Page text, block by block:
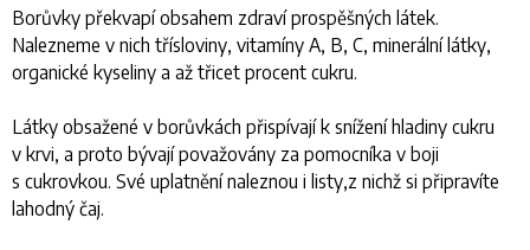
Borůvky překvapí obsahem zdraví prospěšných látek.
Nalezneme v nich třísloviny, vitamíny A, B, C, minerální látky,
organické kyseliny a až třicet procent cukru.
Látky obsažené v borůvkách přispívají k snížení hladiny cukru
v krvi, a proto bývají považovány za pomocníka v boji
s cukrovkou. Své uplatnění naleznou i listy,z nichž si připravíte
lahodný čaj.